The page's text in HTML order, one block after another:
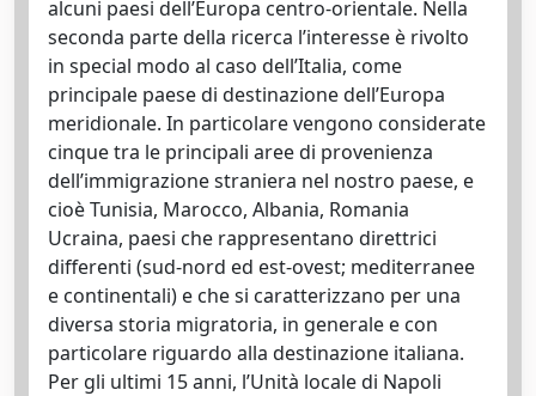
alcuni paesi dell’Europa centro-orientale. Nella
seconda parte della ricerca l’interesse è rivolto
in special modo al caso dell’Italia, come
principale paese di destinazione dell’Europa
meridionale. In particolare vengono considerate
cinque tra le principali aree di provenienza
dell’immigrazione straniera nel nostro paese, e
cioè Tunisia, Marocco, Albania, Romania
Ucraina, paesi che rappresentano direttrici
differenti (sud-nord ed est-ovest; mediterranee
e continentali) e che si caratterizzano per una
diversa storia migratoria, in generale e con
particolare riguardo alla destinazione italiana.
Per gli ultimi 15 anni, l’Unità locale di Napoli